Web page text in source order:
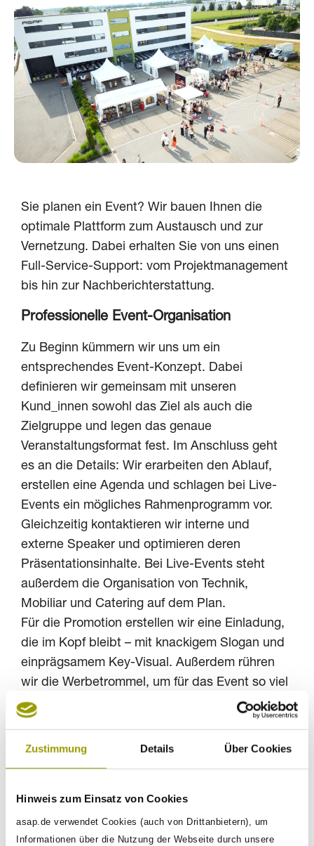
Zustimmung Details Über Cookies
Hinweis zum Einsatz von Cookies
asap.de verwendet Cookies (auch von Drittanbietern), um
Informationen über die Nutzung der Webseite durch unsere
Sie planen ein Event? Wir bauen Ihnen die
optimale Plattform zum Austausch und zur
Vernetzung. Dabei erhalten Sie von uns einen
Full-Service-Support: vom Projektmanagement
bis hin zur Nachberichterstattung.
Professionelle Event-Organisation
Zu Beginn kümmern wir uns um ein
entsprechendes Event-Konzept. Dabei
definieren wir gemeinsam mit unseren
Kund_innen sowohl das Ziel als auch die
Zielgruppe und legen das genaue
Veranstaltungsformat fest. Im Anschluss geht
es an die Details: Wir erarbeiten den Ablauf,
erstellen eine Agenda und schlagen bei Live-
Events ein mögliches Rahmenprogramm vor.
Gleichzeitig kontaktieren wir interne und
externe Speaker und optimieren deren
Präsentationsinhalte. Bei Live-Events steht
außerdem die Organisation von Technik,
Mobiliar und Catering auf dem Plan.
Für die Promotion erstellen wir eine Einladung,
die im Kopf bleibt – mit knackigem Slogan und
einprägsamem Key-Visual. Außerdem rühren
wir die Werbetrommel, um für das Event so viel
Aufmerksamkeit wie möglich zu generieren.
Dazu gehören Werbekampagnen, PR-Aktionen,
Guerilla Marketing und Co.
gegebenenfalls Generalproben. Und am Event-
Tag selbst? Übernehmen wir gerne auch die
Moderation der Veranstaltung. Darüber hinaus